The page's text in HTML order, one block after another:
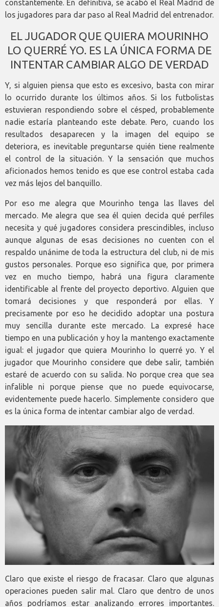
constantemente. En definitiva, se acabó el Real Madrid de
los jugadores para dar paso al Real Madrid del entrenador.
EL JUGADOR QUE QUIERA MOURINHO
LO QUERRÉ YO. ES LA ÚNICA FORMA DE
INTENTAR CAMBIAR ALGO DE VERDAD
Y, si alguien piensa que esto es excesivo, basta con mirar
lo ocurrido durante los últimos años. Si los futbolistas
estuvieran respondiendo sobre el césped, probablemente
nadie estaría planteando este debate. Pero, cuando los
resultados desaparecen y la imagen del equipo se
deteriora, es inevitable preguntarse quién tiene realmente
el control de la situación. Y la sensación que muchos
aficionados hemos tenido es que ese control estaba cada
vez más lejos del banquillo.
Por eso me alegra que Mourinho tenga las llaves del
mercado. Me alegra que sea él quien decida qué perfiles
necesita y qué jugadores considera prescindibles, incluso
aunque algunas de esas decisiones no cuenten con el
respaldo unánime de toda la estructura del club, ni de mis
gustos personales. Porque eso significa que, por primera
vez en mucho tiempo, habrá una figura claramente
identificable al frente del proyecto deportivo. Alguien que
tomará decisiones y que responderá por ellas. Y
precisamente por eso he decidido adoptar una postura
muy sencilla durante este mercado. La expresé hace
tiempo en una publicación y hoy la mantengo exactamente
igual: el jugador que quiera Mourinho lo querré yo. Y el
jugador que Mourinho considere que debe salir, también
estaré de acuerdo con su salida. No porque crea que sea
infalible ni porque piense que no puede equivocarse,
evidentemente puede hacerlo. Simplemente considero que
es la única forma de intentar cambiar algo de verdad.
Claro que existe el riesgo de fracasar. Claro que algunas
operaciones pueden salir mal. Claro que dentro de unos
años podríamos estar analizando errores importantes.